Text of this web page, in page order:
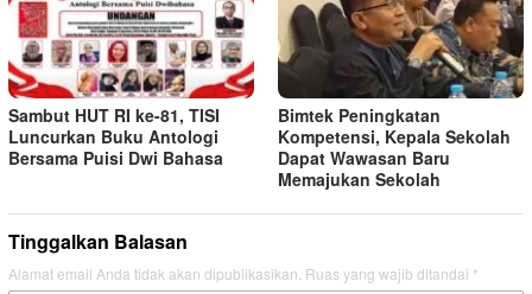
Sambut HUT RI ke-81, TISI
Luncurkan Buku Antologi
Bersama Puisi Dwi Bahasa
Bimtek Peningkatan
Kompetensi, Kepala Sekolah
Dapat Wawasan Baru
Memajukan Sekolah
Tinggalkan Balasan
Alamat email Anda tidak akan dipublikasikan. Ruas yang wajib ditandai *